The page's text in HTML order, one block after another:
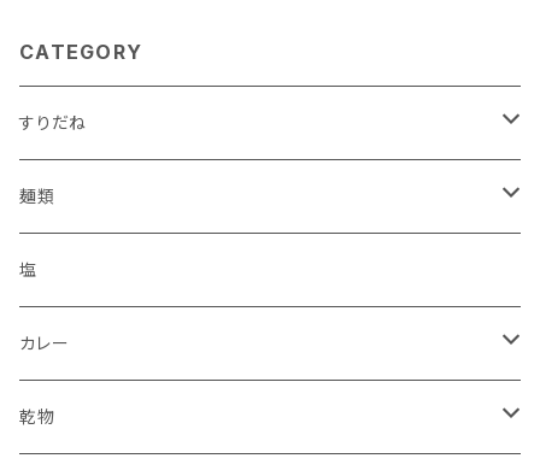
CATEGORY
すりだね
瓶
ワインパミス
島とうがらし
パック
こんにゃく
カレー
麺類
うどん
ほうとう
塩
カレー
すりだね
乾物